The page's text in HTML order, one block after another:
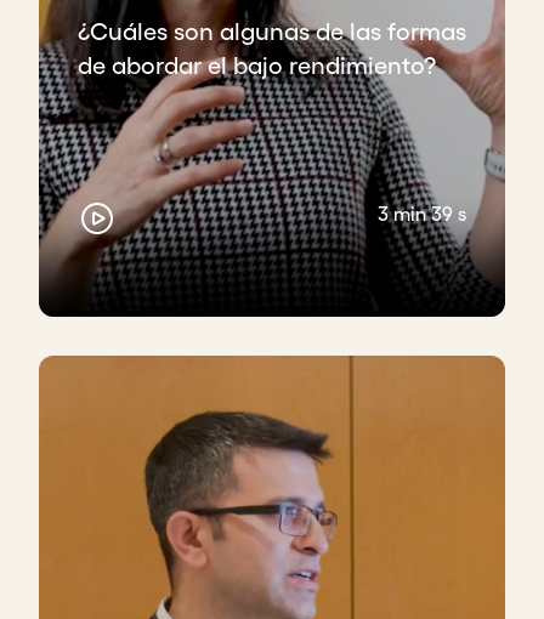
¿Cuáles son algunas de las formas
de abordar el bajo rendimiento?
3 min 39 s